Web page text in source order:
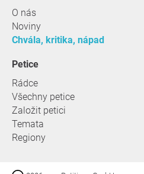
O nás
Noviny
Chvála, kritika, nápad
Petice
Rádce
Všechny petice
Založit petici
Temata
Regiony